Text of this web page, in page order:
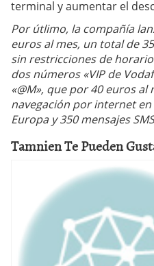
terminal y aumentar el
Por útlimo, la compañía
euros al mes, un total de
sin restricciones de
dos números «VIP de
«@M», que por 40 euros
navegación por internet
Europa y 350 mensajes
Tamnien Te Pueden